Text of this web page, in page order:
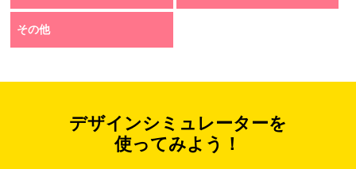
その他
デザインシミュレーターを
使ってみよう！